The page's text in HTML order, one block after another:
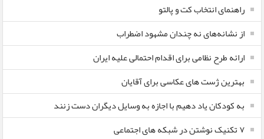
راهنمای انتخاب کت و پالتو
از نشانه‌های نه چندان مشهود اضطراب
ارائه طرح نظامی برای اقدام احتمالی علیه ایران
بهترین ژست های عکاسی برای آقایان
به کودکان یاد دهیم با اجازه به وسایل دیگران دست زنند
۷ تکنیک نوشتن در شبکه های اجتماعی